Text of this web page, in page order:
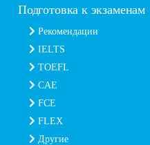
Подготовка к экзаменам
Рекомендации
IELTS
TOEFL
CAE
FCE
FLEX
Другие